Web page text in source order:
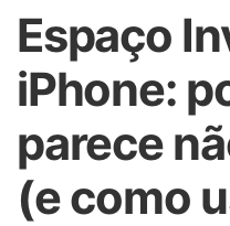
Espaço
iPhone:
parece
(e como